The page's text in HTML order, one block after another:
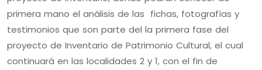
primera mano el análisis de las fichas, fotografías y
testimonios que son parte del la primera fase del
proyecto de Inventario de Patrimonio Cultural, el cual
continuará en las localidades 2 y 1, con el fin de